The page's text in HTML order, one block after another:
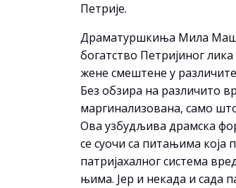
Петрије.
Драматуршкиња Мила
богатство Петријиног
жене смештене у
Без обзира на различито
маргинализована, само што
Ова узбудљива драмска
се суочи са питањима која
патријахалног система
њима. Јер и некада и сада